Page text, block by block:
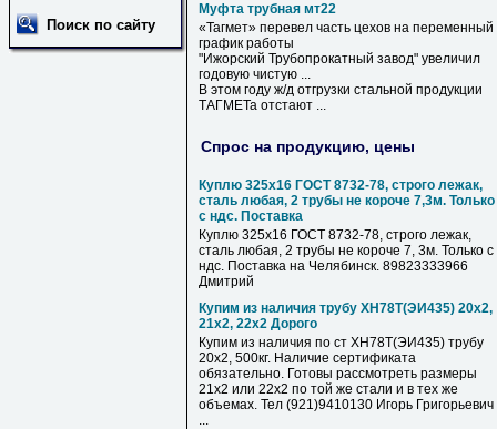
Поиск по сайту
Муфта трубная мт22
«Тагмет» перевел часть цехов на переменный
график работы
"Ижорский Трубопрокатный завод" увеличил
годовую чистую ...
В этом году ж/д отгрузки стальной продукции
ТАГМЕТа отстают ...
Спрос на продукцию, цены
Куплю 325х16 ГОСТ 8732-78, строго лежак,
сталь любая, 2 трубы не короче 7,3м. Только
с ндс. Поставка
Куплю 325х16 ГОСТ 8732-78, строго лежак,
сталь любая, 2 трубы не короче 7, 3м. Только с
ндс. Поставка на Челябинск. 89823333966
Дмитрий
Купим из наличия трубу ХН78Т(ЭИ435) 20х2,
21х2, 22х2 Дорого
Купим из наличия по ст ХН78Т(ЭИ435) трубу
20х2, 500кг. Наличие сертификата
обязательно. Готовы рассмотреть размеры
21х2 или 22х2 по той же стали и в тех же
объемах. Тел (921)9410130 Игорь Григорьевич
...